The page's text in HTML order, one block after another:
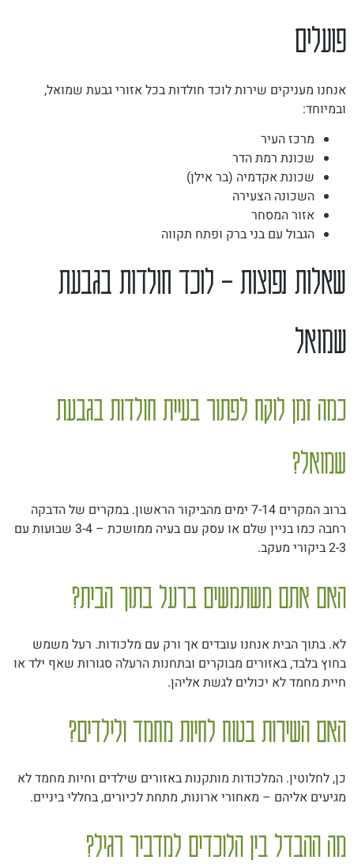
פועלים
אנחנו מעניקים שירות לוכד חולדות בכל אזורי גבעת שמואל,
ובמיוחד:
מרכז העיר
שכונת רמת הדר
שכונת אקדמיה (בר אילן)
השכונה הצעירה
אזור המסחר
הגבול עם בני ברק ופתח תקווה
שאלות נפוצות – לוכד חולדות בגבעת
שמואל
כמה זמן לוקח לפתור בעיית חולדות בגבעת
שמואל?
ברוב המקרים 7-14 ימים מהביקור הראשון. במקרים של הדבקה
רחבה כמו בניין שלם או עסק עם בעיה ממושכת – 3-4 שבועות עם
2-3 ביקורי מעקב.
האם אתם משתמשים ברעל בתוך הבית?
לא. בתוך הבית אנחנו עובדים אך ורק עם מלכודות. רעל משמש
בחוץ בלבד, באזורים מבוקרים ובתחנות הרעלה סגורות שאף ילד או
חיית מחמד לא יכולים לגשת אליהן.
האם השירות בטוח לחיות מחמד ולילדים?
כן, לחלוטין. המלכודות מותקנות באזורים שילדים וחיות מחמד לא
מגיעים אליהם – מאחורי ארונות, מתחת לכיורים, בחללי ביניים.
מה ההבדל בין הלוכדים למדביר רגיל?